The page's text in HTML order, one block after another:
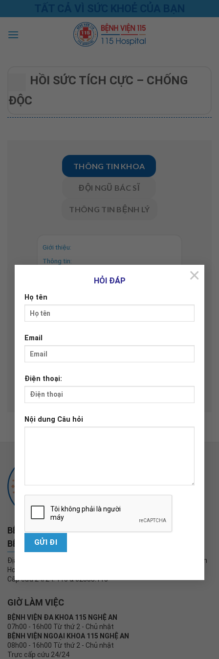
HỎI ĐÁP
Họ tên
Email
Điện thoại:
Nội dung Câu hỏi
×
to
content
HỒI SỨC TÍCH CỰC – CHỐNG
ĐỘC
THÔNG TIN KHOA
ĐỘI NGŨ BÁC SĨ
THÔNG TIN BỆNH LÝ
Giới thiệu:
Thông tin:
BỆNH VIỆN ĐA KHOA 115 NGHỆ AN
BỆNH VIỆN NGOẠI KHOA 115 NGHỆ AN
Địa chỉ: Đại lộ Xô Viết Nghệ Tĩnh, phường Vinh Phú, Tỉnh Nghệ An
Hotline: 1900565615
Cấp cứu 24/24: 115 & 02383.115
GIỜ LÀM VIỆC
BỆNH VIỆN ĐA KHOA 115 NGHỆ AN
07h00 - 16h00 Từ thứ 2 - Chủ nhật
BỆNH VIỆN NGOẠI KHOA 115 NGHỆ AN
08h00 - 16h00 Từ thứ 2 - Chủ nhật
Trực cấp cứu 24/24